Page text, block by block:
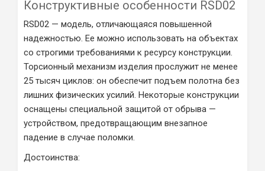
Конструктивные особенности RSD02
RSD02 — модель, отличающаяся повышенной
надежностью. Ее можно использовать на объектах
со строгими требованиями к ресурсу конструкции.
Торсионный механизм изделия прослужит не менее
25 тысяч циклов: он обеспечит подъем полотна без
лишних физических усилий. Некоторые конструкции
оснащены специальной защитой от обрыва —
устройством, предотвращающим внезапное
падение в случае поломки.
Достоинства: